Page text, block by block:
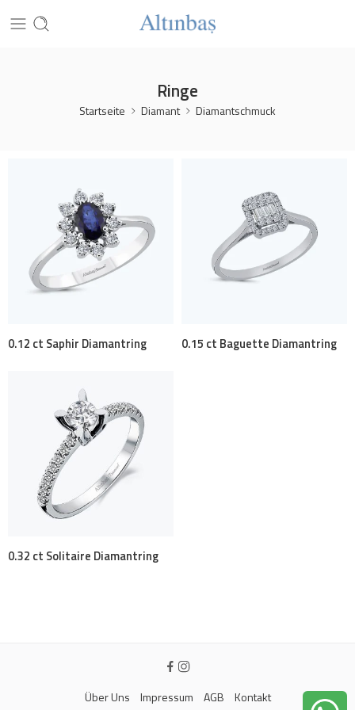
Ringe
Startseite Diamant Diamantschmuck
0.12 ct Saphir Diamantring 0.15 ct Baguette Diamantring
0.32 ct Solitaire Diamantring
Über Uns Impressum AGB Kontakt